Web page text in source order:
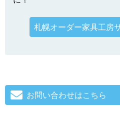
札幌オーダー家具工房
お問い合わせはこちら